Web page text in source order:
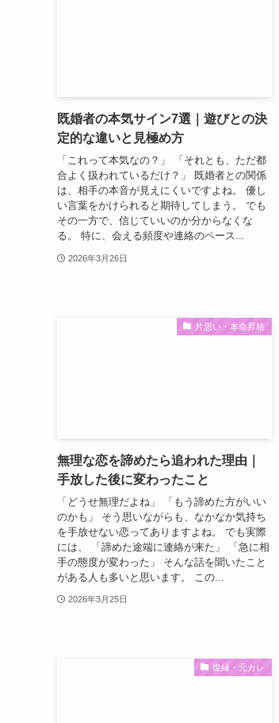
既婚者の本気サイン7選｜遊びとの決
定的な違いと見極め方
「これって本気なの？」 「それとも、ただ都
合よく扱われているだけ？」 既婚者との関係
は、相手の本音が見えにくいですよね。 優し
い言葉をかけられると期待してしまう。 でも
その一方で、信じていいのか分からなくな
る。 特に、会える頻度や連絡のペース...
2026年3月26日
片思い・本命昇格
無理な恋を諦めたら追われた理由｜
手放した後に変わったこと
「どうせ無理だよね」 「もう諦めた方がいい
のかも」 そう思いながらも、なかなか気持ち
を手放せない恋ってありますよね。 でも実際
には、 「諦めた途端に連絡が来た」 「急に相
手の態度が変わった」 そんな話を聞いたこと
がある人も多いと思います。 この...
2026年3月25日
復縁・元カレ